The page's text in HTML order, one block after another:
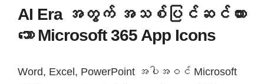
AI Era အတွက် အသစ်ပြင်ဆင်ထား
သော Microsoft 365 App Icons
Word, Excel, PowerPoint အပါအဝင် Microsoft